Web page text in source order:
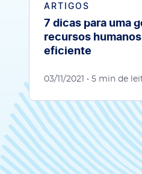
ARTIGOS
7 dicas para uma
recursos humanos
eficiente
03/11/2021 • 5 min de